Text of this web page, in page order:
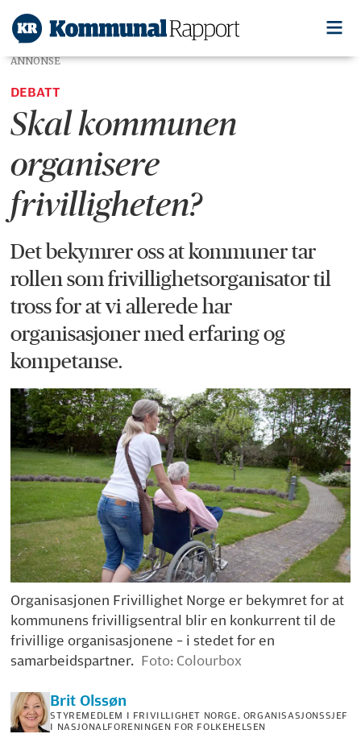
ANNONSE
DEBATT
Skal kommunen
organisere
frivilligheten?
Det bekymrer oss at kommuner tar
rollen som frivillighetsorganisator til
tross for at vi allerede har
organisasjoner med erfaring og
kompetanse.
Organisasjonen Frivillighet Norge er bekymret for at
kommunens frivilligsentral blir en konkurrent til de
frivillige organisasjonene – i stedet for en
samarbeidspartner. Foto: Colourbox
Brit Olssøn
STYREMEDLEM I FRIVILLIGHET NORGE. ORGANISASJONSSJEF
I NASJONALFORENINGEN FOR FOLKEHELSEN